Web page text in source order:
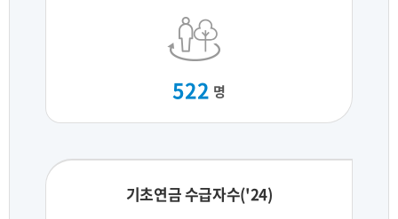
522 명
기초연금 수급자수('24)